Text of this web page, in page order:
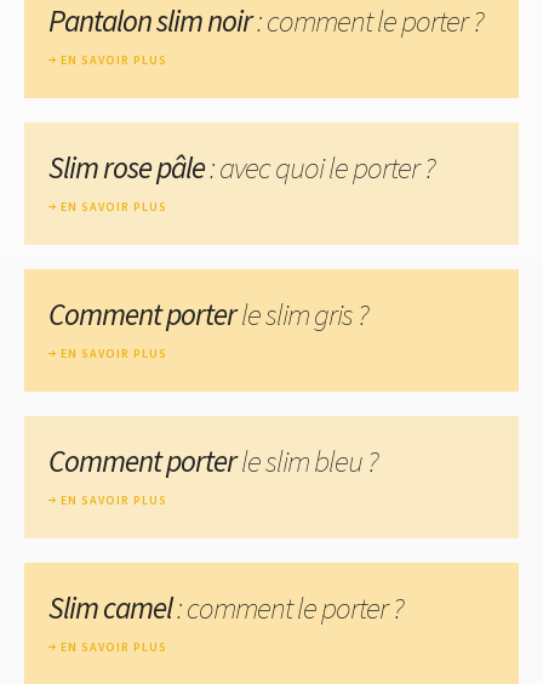
Pantalon slim noir: comment le porter ?
EN SAVOIR PLUS
Slim rose pâle: avec quoi le porter ?
EN SAVOIR PLUS
Comment porterle slim gris ?
EN SAVOIR PLUS
Comment porterle slim bleu ?
EN SAVOIR PLUS
Slim camel: comment le porter ?
EN SAVOIR PLUS